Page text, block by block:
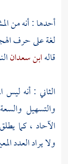
أحدها : أنه من
لغة على حرف
قالهابن سعدان
الثاني : أنه ليس
والتسهيل
الآحاد ، كما
ولا يراد العدد